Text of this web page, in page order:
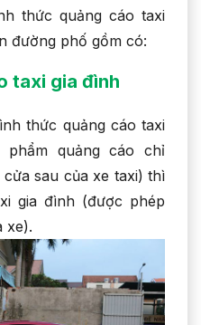
thức quảng cáo taxi
đường phố gồm có:
taxi gia đình
thức quảng cáo taxi
phẩm quảng cáo chỉ
sau của xe taxi) thì
gia đình (được phép
xe).